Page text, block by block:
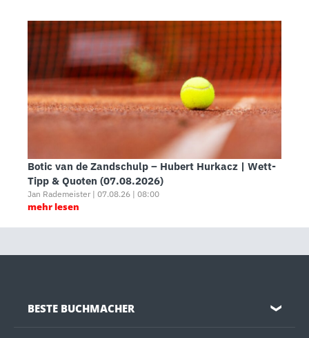
Botic van de Zandschulp – Hubert Hurkacz | Wett-
Tipp & Quoten (07.08.2026)
Jan Rademeister | 07.08.26 | 08:00
mehr lesen
BESTE BUCHMACHER ❯